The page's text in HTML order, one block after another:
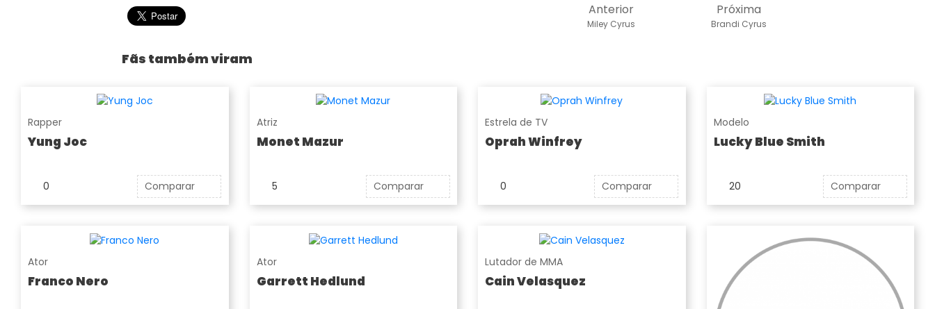
Próxima
Brandi Cyrus
Anterior
Miley Cyrus
Fãs também viram
Rapper
Yung Joc
0 Comparar
Atriz
Monet Mazur
5 Comparar
Estrela de TV
Oprah Winfrey
0 Comparar
Modelo
Lucky Blue Smith
20 Comparar
Ator
Franco Nero
Ator
Garrett Hedlund
Lutador de MMA
Cain Velasquez